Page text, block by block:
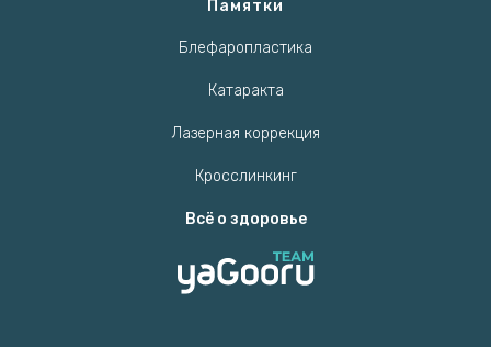
Памятки
Блефаропластика
Катаракта
Лазерная коррекция
Кросслинкинг
Всё о здоровье